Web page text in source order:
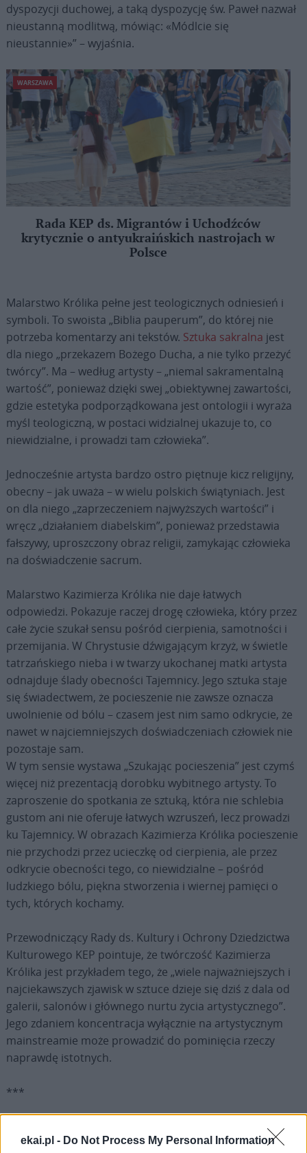
ekai.pl - Do Not Process My Personal Information
dyspozycji duchowej, a taką dyspozycję św. Paweł nazwał
nieustanną modlitwą, mówiąc: «Módlcie się
nieustannie»” – wyjaśnia.
WARSZAWA
Rada KEP ds. Migrantów i Uchodźców
krytycznie o antyukraińskich nastrojach w
Polsce
Malarstwo Królika pełne jest teologicznych odniesień i
symboli. To swoista „Biblia pauperum”, do której nie
potrzeba komentarzy ani tekstów. Sztuka sakralna jest
dla niego „przekazem Bożego Ducha, a nie tylko przeżyć
twórcy”. Ma – według artysty – „niemal sakramentalną
wartość”, ponieważ dzięki swej „obiektywnej zawartości,
gdzie estetyka podporządkowana jest ontologii i wyraża
myśl teologiczną, w postaci widzialnej ukazuje to, co
niewidzialne, i prowadzi tam człowieka”.
Jednocześnie artysta bardzo ostro piętnuje kicz religijny,
obecny – jak uważa – w wielu polskich świątyniach. Jest
on dla niego „zaprzeczeniem najwyższych wartości” i
wręcz „działaniem diabelskim”, ponieważ przedstawia
fałszywy, uproszczony obraz religii, zamykając człowieka
na doświadczenie sacrum.
Malarstwo Kazimierza Królika nie daje łatwych
odpowiedzi. Pokazuje raczej drogę człowieka, który przez
całe życie szukał sensu pośród cierpienia, samotności i
przemijania. W Chrystusie dźwigającym krzyż, w świetle
tatrzańskiego nieba i w twarzy ukochanej matki artysta
odnajduje ślady obecności Tajemnicy. Jego sztuka staje
się świadectwem, że pocieszenie nie zawsze oznacza
uwolnienie od bólu – czasem jest nim samo odkrycie, że
nawet w najciemniejszych doświadczeniach człowiek nie
pozostaje sam.
W tym sensie wystawa „Szukając pocieszenia” jest czymś
więcej niż prezentacją dorobku wybitnego artysty. To
zaproszenie do spotkania ze sztuką, która nie schlebia
gustom ani nie oferuje łatwych wzruszeń, lecz prowadzi
ku Tajemnicy. W obrazach Kazimierza Królika pocieszenie
nie przychodzi przez ucieczkę od cierpienia, ale przez
odkrycie obecności tego, co niewidzialne – pośród
ludzkiego bólu, piękna stworzenia i wiernej pamięci o
tych, których kochamy.
Przewodniczący Rady ds. Kultury i Ochrony Dziedzictwa
Kulturowego KEP pointuje, że twórczość Kazimierza
Królika jest przykładem tego, że „wiele najważniejszych i
najciekawszych zjawisk w sztuce dzieje się dziś z dala od
galerii, salonów i głównego nurtu życia artystycznego”.
Jego zdaniem koncentracja wyłącznie na artystycznym
mainstreamie może prowadzić do pominięcia rzeczy
naprawdę istotnych.
***
Józefowie pod Warką. Dzieciństwo spędził na wsi. W 1955